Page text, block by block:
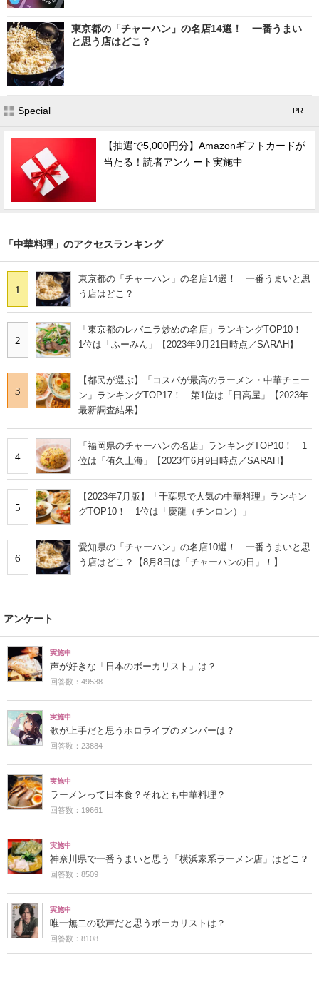
東京都の「チャーハン」の名店14選！ 一番うまい
と思う店はどこ？
Special - PR -
【抽選で5,000円分】Amazonギフトカードが
当たる！読者アンケート実施中
「中華料理」のアクセスランキング
1
東京都の「チャーハン」の名店14選！ 一番うまいと思
う店はどこ？
2
「東京都のレバニラ炒めの名店」ランキングTOP10！
1位は「ふーみん」【2023年9月21日時点／SARAH】
3
【都民が選ぶ】「コスパが最高のラーメン・中華チェー
ン」ランキングTOP17！ 第1位は「日高屋」【2023年
最新調査結果】
4
「福岡県のチャーハンの名店」ランキングTOP10！ 1
位は「侑久上海」【2023年6月9日時点／SARAH】
5
【2023年7月版】「千葉県で人気の中華料理」ランキン
グTOP10！ 1位は「慶龍（チンロン）」
6
愛知県の「チャーハン」の名店10選！ 一番うまいと思
う店はどこ？【8月8日は「チャーハンの日」！】
アンケート
実施中
声が好きな「日本のボーカリスト」は？
回答数：49538
実施中
歌が上手だと思うホロライブのメンバーは？
回答数：23884
実施中
ラーメンって日本食？それとも中華料理？
回答数：19661
実施中
神奈川県で一番うまいと思う「横浜家系ラーメン店」はどこ？
回答数：8509
実施中
唯一無二の歌声だと思うボーカリストは？
回答数：8108